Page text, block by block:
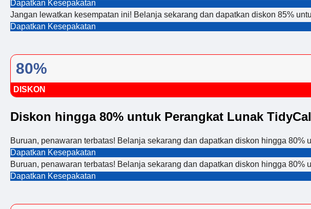
Dapatkan Kesepakatan
Jangan lewatkan kesempatan ini! Belanja sekarang dan dapatkan diskon 85%
Dapatkan Kesepakatan
80%
DISKON
Diskon hingga 80% untuk Perangkat Lunak TidyCal
Buruan, penawaran terbatas! Belanja sekarang dan dapatkan diskon hingga 80%
Dapatkan Kesepakatan
Buruan, penawaran terbatas! Belanja sekarang dan dapatkan diskon hingga 80%
Dapatkan Kesepakatan